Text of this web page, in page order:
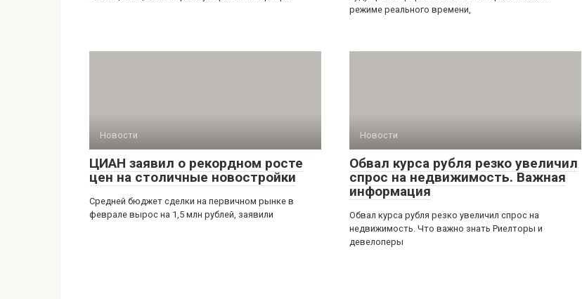
режиме реального времени,
Новости
ЦИАН заявил о рекордном росте
цен на столичные новостройки
Средней бюджет сделки на первичном рынке в
феврале вырос на 1,5 млн рублей, заявили
Новости
Обвал курса рубля резко увеличил
спрос на недвижимость. Важная
информация
Обвал курса рубля резко увеличил спрос на
недвижимость. Что важно знать Риелторы и
девелоперы